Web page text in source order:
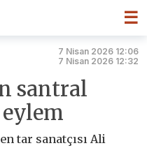
☰
7 Nisan 2026 12:06
7 Nisan 2026 12:32
santral
tar sanatçısı Ali